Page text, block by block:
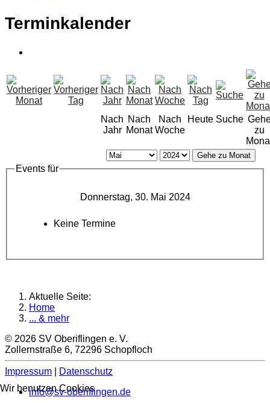
Terminkalender
Nach
Jahr
Nach
Monat
Nach
Woche
Heute Suche
zu
Gehe zu Monat
Events für
Donnerstag, 30. Mai 2024
Keine Termine
Aktuelle Seite:
Home
... & mehr
© 2026 SV Oberiflingen e. V.
Zollernstraße 6, 72296 Schopfloch
Impressum
Datenschutz
info@sv-oberiflingen.de
Wir benutzen Cookies